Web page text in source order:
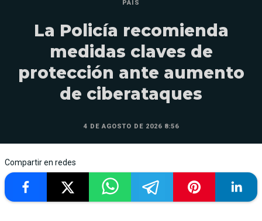
PAÍS
La Policía recomienda
medidas claves de
protección ante aumento
de ciberataques
4 DE AGOSTO DE 2026 8:56
Compartir en redes